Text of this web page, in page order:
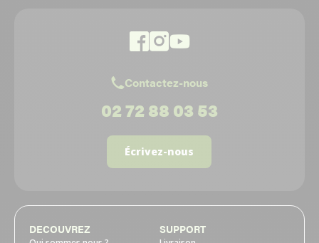
Contactez-nous
02 72 88 03 53
Écrivez-nous
DECOUVREZ SUPPORT